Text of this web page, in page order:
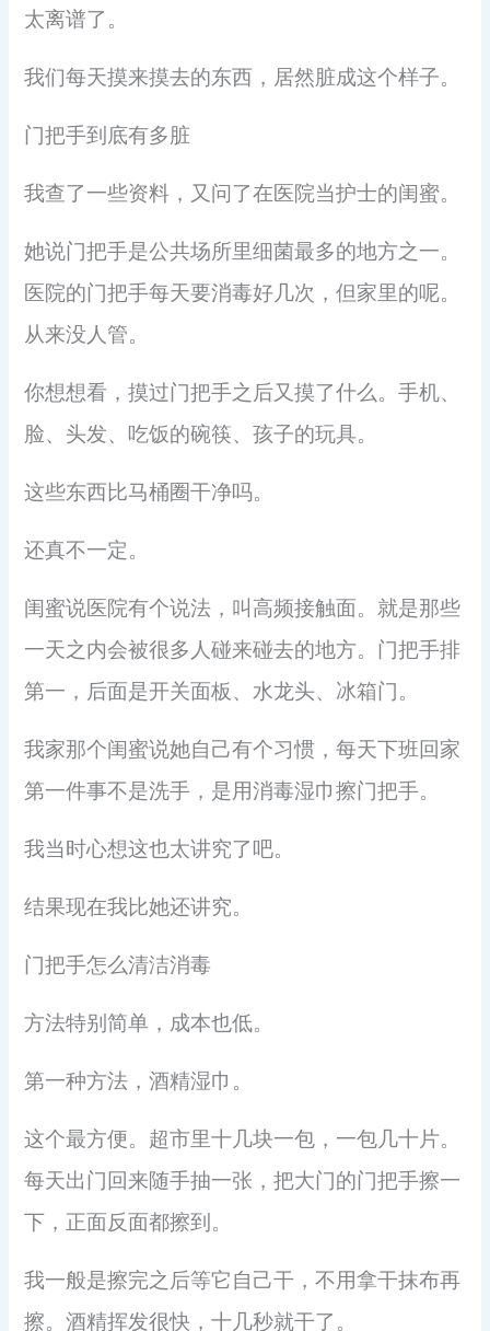
太离谱了。
我们每天摸来摸去的东西，居然脏成这个样子。
门把手到底有多脏
我查了一些资料，又问了在医院当护士的闺蜜。
她说门把手是公共场所里细菌最多的地方之一。
医院的门把手每天要消毒好几次，但家里的呢。
从来没人管。
你想想看，摸过门把手之后又摸了什么。手机、
脸、头发、吃饭的碗筷、孩子的玩具。
这些东西比马桶圈干净吗。
还真不一定。
闺蜜说医院有个说法，叫高频接触面。就是那些
一天之内会被很多人碰来碰去的地方。门把手排
第一，后面是开关面板、水龙头、冰箱门。
我家那个闺蜜说她自己有个习惯，每天下班回家
第一件事不是洗手，是用消毒湿巾擦门把手。
我当时心想这也太讲究了吧。
结果现在我比她还讲究。
门把手怎么清洁消毒
方法特别简单，成本也低。
第一种方法，酒精湿巾。
这个最方便。超市里十几块一包，一包几十片。
每天出门回来随手抽一张，把大门的门把手擦一
下，正面反面都擦到。
我一般是擦完之后等它自己干，不用拿干抹布再
擦。酒精挥发很快，十几秒就干了。